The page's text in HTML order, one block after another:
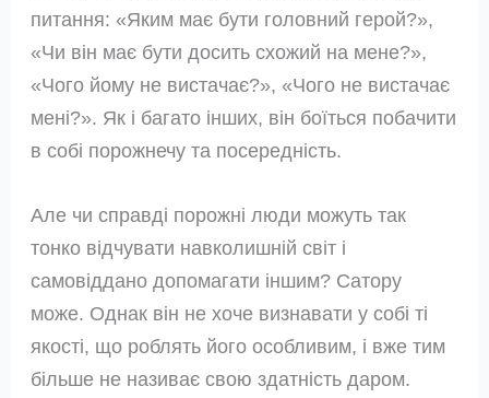
питання: «Яким має бути головний герой?»,
«Чи він має бути досить схожий на мене?»,
«Чого йому не вистачає?», «Чого не вистачає
мені?». Як і багато інших, він боїться побачити
в собі порожнечу та посередність.
Але чи справді порожні люди можуть так
тонко відчувати навколишній світ і
самовіддано допомагати іншим? Сатору
може. Однак він не хоче визнавати у собі ті
якості, що роблять його особливим, і вже тим
більше не називає свою здатність даром.